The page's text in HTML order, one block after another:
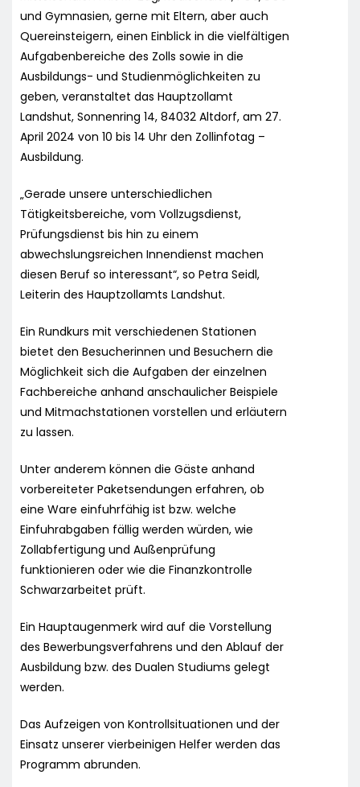
und Gymnasien, gerne mit Eltern, aber auch
Quereinsteigern, einen Einblick in die vielfältigen
Aufgabenbereiche des Zolls sowie in die
Ausbildungs- und Studienmöglichkeiten zu
geben, veranstaltet das Hauptzollamt
Landshut, Sonnenring 14, 84032 Altdorf, am 27.
April 2024 von 10 bis 14 Uhr den Zollinfotag –
Ausbildung.
„Gerade unsere unterschiedlichen
Tätigkeitsbereiche, vom Vollzugsdienst,
Prüfungsdienst bis hin zu einem
abwechslungsreichen Innendienst machen
diesen Beruf so interessant“, so Petra Seidl,
Leiterin des Hauptzollamts Landshut.
Ein Rundkurs mit verschiedenen Stationen
bietet den Besucherinnen und Besuchern die
Möglichkeit sich die Aufgaben der einzelnen
Fachbereiche anhand anschaulicher Beispiele
und Mitmachstationen vorstellen und erläutern
zu lassen.
Unter anderem können die Gäste anhand
vorbereiteter Paketsendungen erfahren, ob
eine Ware einfuhrfähig ist bzw. welche
Einfuhrabgaben fällig werden würden, wie
Zollabfertigung und Außenprüfung
funktionieren oder wie die Finanzkontrolle
Schwarzarbeitet prüft.
Ein Hauptaugenmerk wird auf die Vorstellung
des Bewerbungsverfahrens und den Ablauf der
Ausbildung bzw. des Dualen Studiums gelegt
werden.
Das Aufzeigen von Kontrollsituationen und der
Einsatz unserer vierbeinigen Helfer werden das
Programm abrunden.